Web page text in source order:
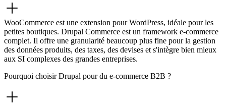
WooCommerce est une extension pour WordPress, idéale pour les
petites boutiques. Drupal Commerce est un framework e-commerce
complet. Il offre une granularité beaucoup plus fine pour la gestion
des données produits, des taxes, des devises et s'intègre bien mieux
aux SI complexes des grandes entreprises.
Pourquoi choisir Drupal pour du e-commerce B2B ?